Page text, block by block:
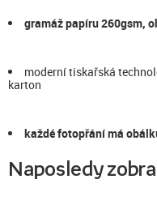
gramáž papíru 260gsm,
moderní tiskařská
karton
každé fotopřání má
Naposledy